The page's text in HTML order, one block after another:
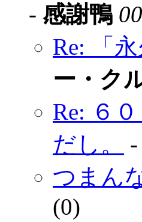
- 感謝鴨
Re: 「
ー・ク
Re: ６
だし。
-
つまん
(0)